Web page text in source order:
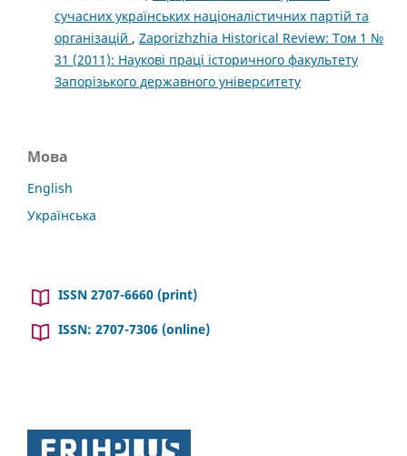
сучасних українських націоналістичних партій та
організацій , Zaporizhzhia Historical Review: Том 1 №
31 (2011): Наукові праці історичного факультету
Запорізького державного університету
Мова
English
Українська
ISSN 2707-6660 (print)
ISSN: 2707-7306 (online)